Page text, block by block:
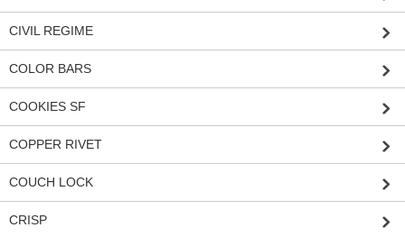
CIVIL REGIME
COLOR BARS
COOKIES SF
COPPER RIVET
COUCH LOCK
CRISP